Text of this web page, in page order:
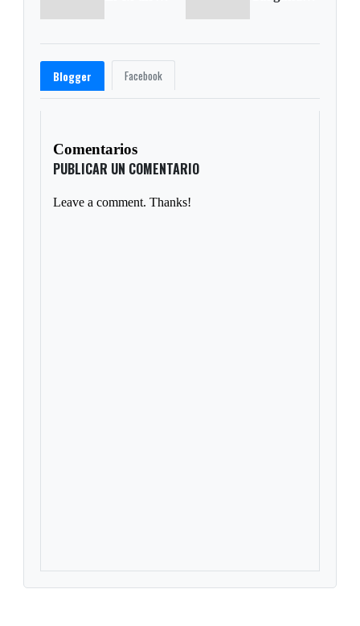
Blogger Facebook
Comentarios
PUBLICAR UN COMENTARIO
Leave a comment. Thanks!